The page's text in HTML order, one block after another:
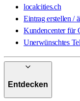
localcities.ch
Eintrag erstellen /
Kundencenter für
Unerwünschtes
Entdecken